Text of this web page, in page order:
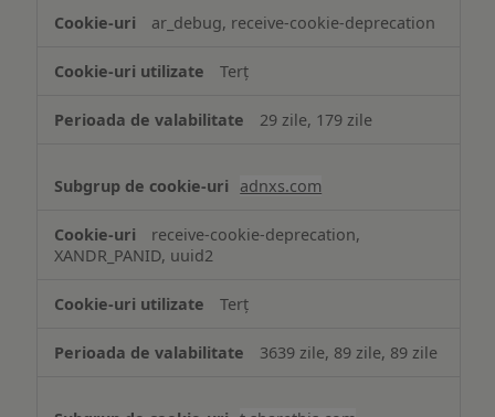
ar_debug, receive-cookie-deprecation
Terț
29 zile, 179 zile
adnxs.com
receive-cookie-deprecation,
XANDR_PANID, uuid2
Terț
3639 zile, 89 zile, 89 zile